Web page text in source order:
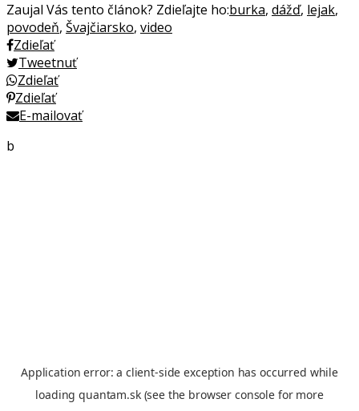
Zaujal Vás tento článok? Zdieľajte ho:burka, dážď, lejak,
povodeň, Švajčiarsko, video
Zdieľať
Tweetnuť
Zdieľať
Zdieľať
E-mailovať
b